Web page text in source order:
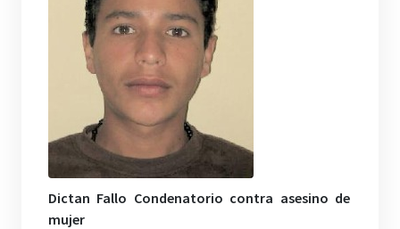
Dictan Fallo Condenatorio contra asesino de
mujer